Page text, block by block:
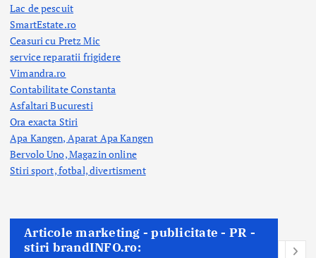
Lac de pescuit
SmartEstate.ro
Ceasuri cu Pretz Mic
service reparatii frigidere
Vimandra.ro
Contabilitate Constanta
Asfaltari Bucuresti
Ora exacta Stiri
Apa Kangen, Aparat Apa Kangen
Bervolo Uno, Magazin online
Stiri sport, fotbal,divertisment
Articole marketing - publicitate - PR -
stiri brandINFO.ro: